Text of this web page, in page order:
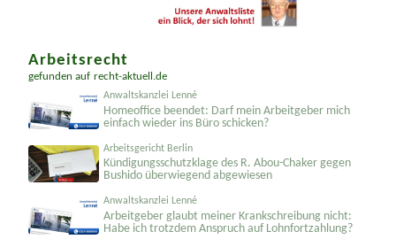
Arbeitsrecht
gefunden auf recht-aktuell.de
Anwaltskanzlei Lenné
Homeoffice beendet: Darf mein Arbeitgeber mich
einfach wieder ins Büro schicken?
Arbeitsgericht Berlin
Kündigungs­schutzklage des R. Abou-Chaker gegen
Bushido überwiegend abgewiesen
Anwaltskanzlei Lenné
Arbeitgeber glaubt meiner Krankschreibung nicht:
Habe ich trotzdem Anspruch auf Lohnfortzahlung?